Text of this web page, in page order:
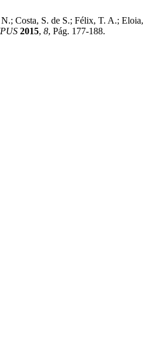
Costa, S. de S.; Félix, T. A.;
2015, 8, Pág. 177-188.